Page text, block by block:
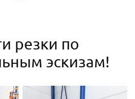
резки по
эскизам!